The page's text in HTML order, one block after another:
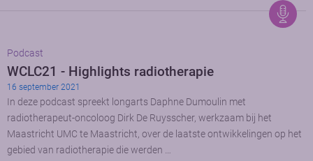
Podcast
WCLC21 - Highlights radiotherapie
16 september 2021
In deze podcast spreekt longarts Daphne Dumoulin met
radiotherapeut-oncoloog Dirk De Ruysscher, werkzaam bij het
Maastricht UMC te Maastricht, over de laatste ontwikkelingen op het
gebied van radiotherapie die werden …